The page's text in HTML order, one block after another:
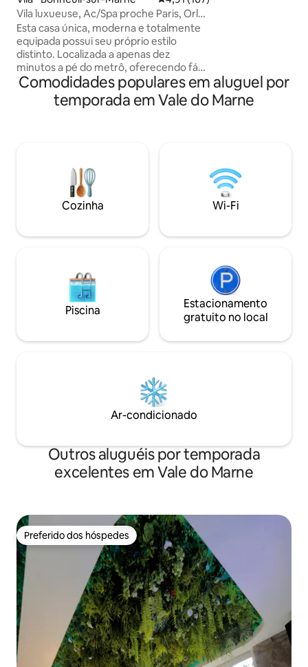
Vila luxueuse, Ac/Spa proche Paris, Orly,
Disney
Esta casa única, moderna e totalmente
equipada possui seu próprio estilo
distinto. Localizada a apenas dez
minutos a pé do metrô, oferecendo fácil
acesso a Paris (15 minutos), ao aeroporto
de Orly (20 minutos) e à Disneylândia (30
minutos). Com 2 quartos, cozinha, sala
Para momentos inesquecíveis, desfrute
do spa com jacuzzi ao ar livre,
churrasqueira e um belo terraço
cercado por vegetação.
experiência
Comodidades populares em aluguel por
temporada em Vale do Marne
Cozinha Wi-Fi
Piscina
Estacionamento
gratuito no local
Ar-condicionado
Outros aluguéis por temporada
excelentes em Vale do Marne
Preferido dos hóspedes
Preferido dos hóspedes